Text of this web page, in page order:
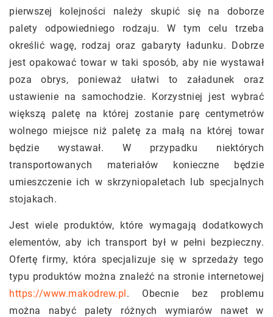
pierwszej kolejności należy skupić się na doborze
palety odpowiedniego rodzaju. W tym celu trzeba
określić wagę, rodzaj oraz gabaryty ładunku. Dobrze
jest opakować towar w taki sposób, aby nie wystawał
poza obrys, ponieważ ułatwi to załadunek oraz
ustawienie na samochodzie. Korzystniej jest wybrać
większą paletę na której zostanie parę centymetrów
wolnego miejsce niż paletę za małą na której towar
będzie wystawał. W przypadku niektórych
transportowanych materiałów konieczne będzie
umieszczenie ich w skrzyniopaletach lub specjalnych
stojakach.
Jest wiele produktów, które wymagają dodatkowych
elementów, aby ich transport był w pełni bezpieczny.
Ofertę firmy, która specjalizuje się w sprzedaży tego
typu produktów można znaleźć na stronie internetowej
https://www.makodrew.pl. Obecnie bez problemu
można nabyć palety różnych wymiarów nawet w